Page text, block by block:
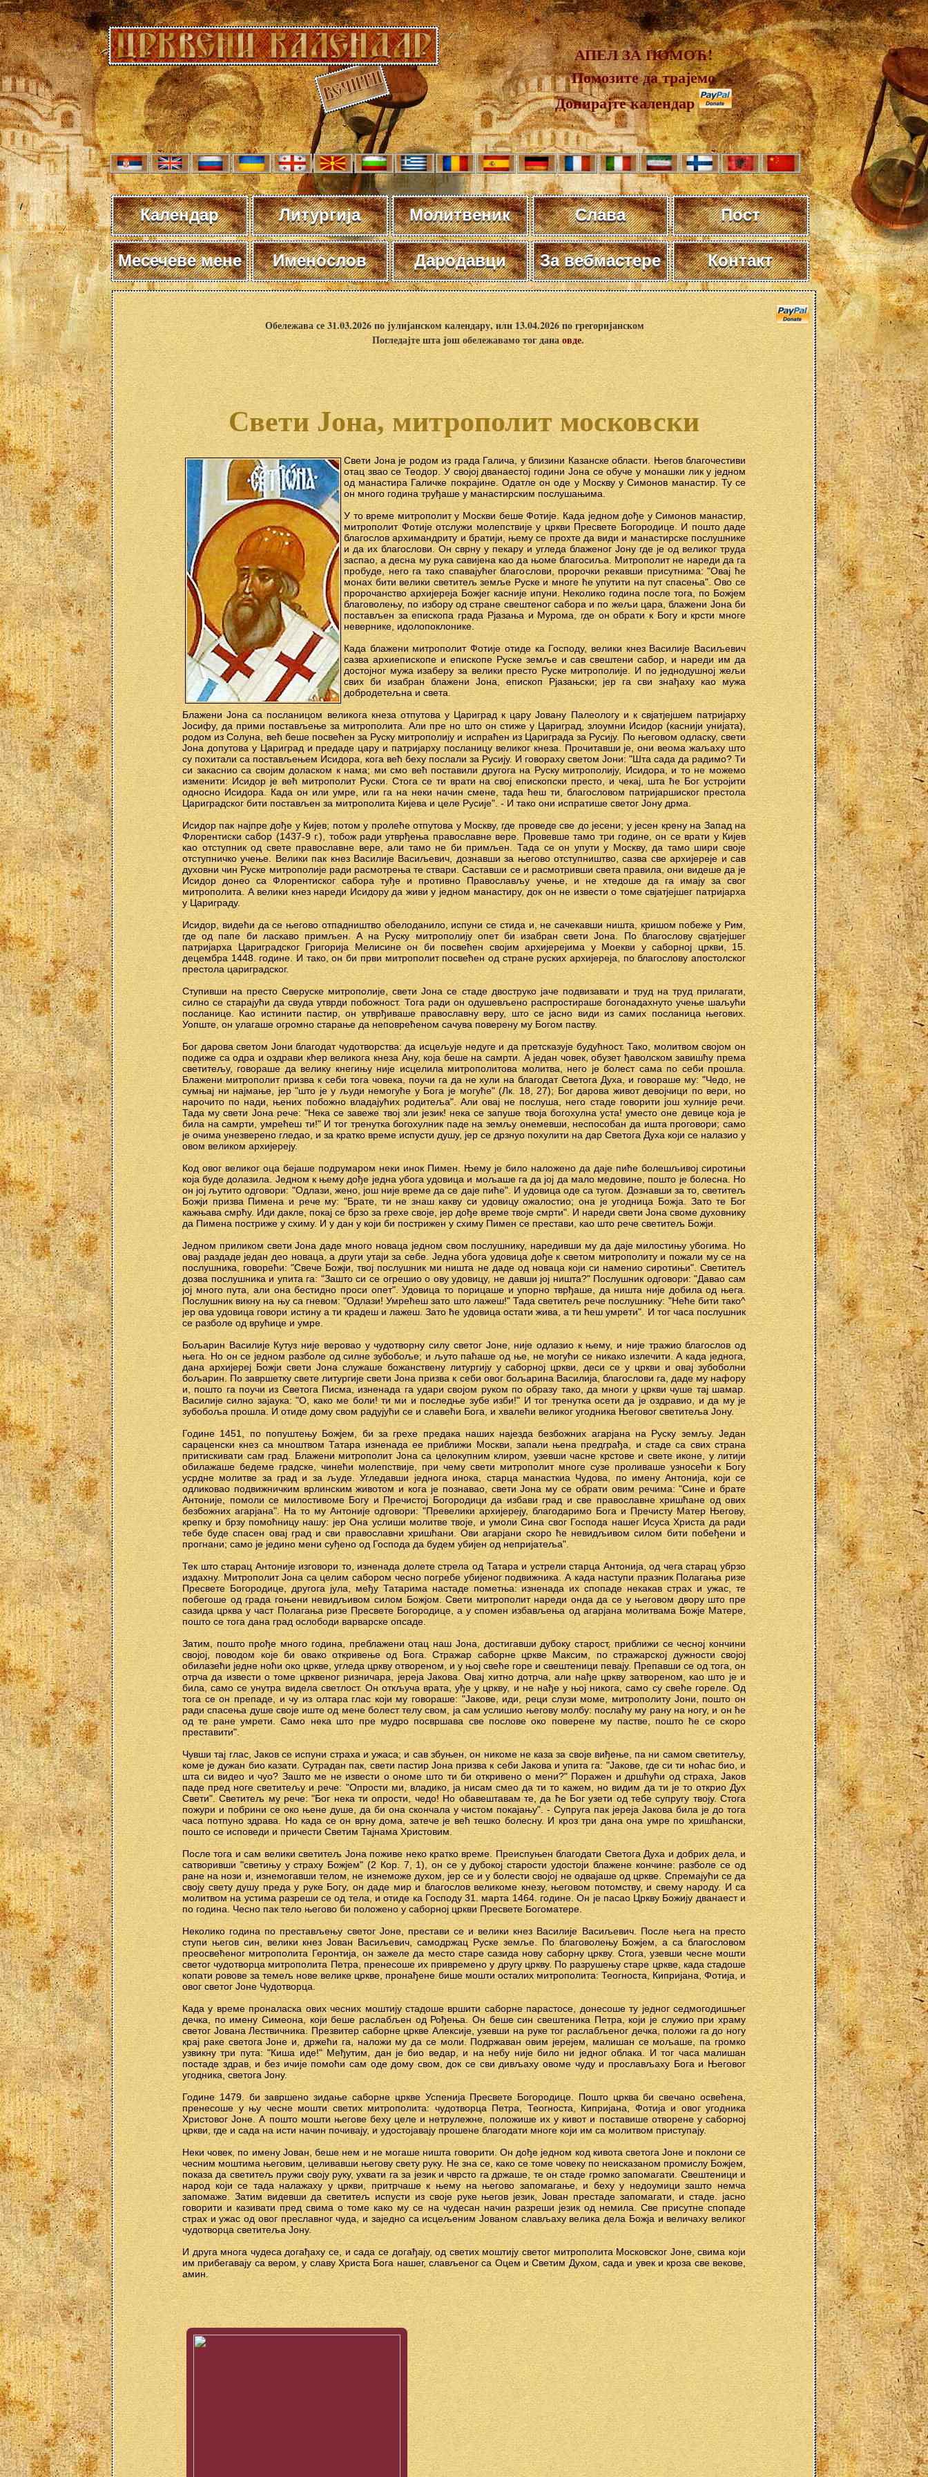
АПЕЛ ЗА ПОМОЋ!
Помозите да трајемо
Донирајте календар
Календар Литургија Молитвеник Слава Пост
Месечеве мене Именослов Дародавци За вебмастере Контакт
Обележава се 31.03.2026 по јулијанском календару, или 13.04.2026 по грегоријанском
Погледајте шта још обележавамо тог данаовде.
Свети Јона, митрополит московски
Свети Јона је родом из града Галича, у близини Казанске области. Његов благочестиви
отац звао се Теодор. У својој дванаестој години Јона се обуче у монашки лик у једном
од манастира Галичке покрајине. Одатле он оде у Москву у Симонов манастир. Ту се
он много година труђаше у манастирским послушањима.
У то време митрополит у Москви беше Фотије. Када једном дође у Симонов манастир,
митрополит Фотије отслужи молепствије у цркви Пресвете Богородице. И пошто даде
благослов архимандриту и братији, њему се прохте да види и манастирске послушнике
и да их благослови. Он сврну у пекару и угледа блаженог Јону где је од великог труда
заспао, а десна му рука савијена као да њоме благосиља. Митрополит не нареди да га
пробуде, него га тако спавајућег благослови, пророчки рекавши присутнима: "Овај ће
монах бити велики светитељ земље Руске и многе ће упутити на пут спасења". Ово се
пророчанство архијереја Божјег касније ипуни. Неколико година после тога, по Божјем
благоволењу, по избору од стране свештеног сабора и по жељи цара, блажени Јона би
постављен за епископа града Рјазања и Мурома, где он обрати к Богу и крсти многе
невернике, идолопоклонике.
Када блажени митрополит Фотије отиде ка Господу, велики кнез Василије Васиљевич
сазва архиепископе и епископе Руске земље и сав свештени сабор, и нареди им да
достојног мужа изаберу за велики престо Руске митрополије. И по једнодушној жељи
свих би изабран блажени Јона, епископ Рјазањски; јер га сви знађаху као мужа
добродетељна и света.
Блажени Јона са посланицом великога кнеза отпутова у Цариград к цару Јовану Палеологу и к свјатјејшем патријарху
Јосифу, да прими постављење за митрополита. Али пре но што он стиже у Цариград, злоумни Исидор (каснији унијата),
родом из Солуна, већ беше посвећен за Руску митрополију и испраћен из Цариграда за Русију. По његовом одласку, свети
Јона допутова у Цариград и предаде цару и патријарху посланицу великог кнеза. Прочитавши је, они веома жаљаху што
су похитали са постављењем Исидора, кога већ беху послали за Русију. И говораху светом Јони: "Шта сада да радимо? Ти
си закаснио са својим доласком к нама; ми смо већ поставили другога на Руску митрополију, Исидора, и то не можемо
изменити: Исидор је већ митрополит Руски. Стога се ти врати на свој епископски престо, и чекај, шта ће Бог устројити
односно Исидора. Када он или умре, или га на неки начин смене, тада ћеш ти, благословом патријаршиског престола
Цариградског бити постављен за митрополита Кијева и целе Русије". - И тако они испратише светог Јону дрма.
Исидор пак најпре дође у Кијев; потом у пролеће отпутова у Москву, где проведе све до јесени; у јесен крену на Запад на
Флорентиски сабор (1437-9 г.), тобож ради утврђења православне вере. Провевше тамо три године, он се врати у Кијев
као отступник од свете православне вере, али тамо не би примљен. Тада се он упути у Москву, да тамо шири своје
отступничко учење. Велики пак кнез Василије Васиљевич, дознавши за његово отступништво, сазва све архијереје и сав
духовни чин Руске митрополије ради расмотрења те ствари. Саставши се и расмотривши света правила, они видеше да је
Исидор донео са Флорентиског сабора туђе и противно Православљу учење, и не хтедоше да га имају за свог
митрополита. А велики кнез нареди Исидору да живи у једном манастиру, док он не извести о томе свјатјејшег патријарха
у Цариграду.
Исидор, видећи да се његово отпадништво обелоданило, испуни се стида и, не сачекавши ништа, кришом побеже у Рим,
где од папе би ласкаво примљен. А на Руску митрополију опет би изабран свети Јона. По благослову свјатјејшег
патријарха Цариградског Григорија Мелисине он би посвећен својим архијерејима у Моекви у саборној цркви, 15.
децембра 1448. године. И тако, он би први митрополит посвећен од стране руских архијереја, по благослову апостолског
престола цариградског.
Ступивши на престо Сверуске митрополије, свети Јона се стаде двоструко јаче подвизавати и труд на труд прилагати,
силно се старајући да свуда утврди побожност. Тога ради он одушевљено распростираше богонадахнуто учење шаљући
посланице. Као истинити пастир, он утврђиваше православну веру, што се јасно види из самих посланица његових.
Уопште, он улагаше огромно старање да неповрећеном сачува поверену му Богом паству.
Бог дарова светом Јони благодат чудотворства: да исцељује недуге и да претсказује будућност. Тако, молитвом својом он
подиже са одра и оздрави кћер великога кнеза Ану, која беше на самрти. А један човек, обузет ђаволском завишћу према
светитељу, говораше да велику кнегињу није исцелила митрополитова молитва, него је болест сама по себи прошла.
Блажени митрополит призва к себи тога човека, поучи га да не хули на благодат Светога Духа, и говораше му: "Чедо, не
сумњај ни најмање, јер "што је у људи немогуће у Бога је могуће" (Лк. 18, 27); Бог дарова живот девојчици по вери, но
нарочито по нади, њених побожно владајућих родитеља". Али овај не послуша, него стаде говорити још хулније речи.
Тада му свети Јона рече: "Нека се завеже твој зли језик! нека се запуше твоја богохулна уста! уместо оне девице која је
била на самрти, умрећеш ти!" И тог тренутка богохулник паде на земљу онемевши, неспособан да ишта проговори; само
је очима унезверено гледао, и за кратко време испусти душу, јер се дрзнуо похулити на дар Светога Духа који се налазио у
овом великом архијереју.
Код овог великог оца бејаше подрумаром неки инок Пимен. Њему је било наложено да даје пиће болешљивој сиротињи
која буде долазила. Једном к њему дође једна убога удовица и мољаше га да јој да мало медовине, пошто је болесна. Но
он јој љутито одговори: "Одлази, жено, још није време да се даје пиће". И удовица оде са тугом. Дознавши за то, светитељ
Божји призва Пимена и рече му: "Брате, ти не знаш какву си удовицу ожалостио; она је угодница Божја. Зато те Бог
кажњава смрћу. Иди дакле, покај се брзо за грехе своје, јер дође време твоје смрти". И нареди свети Јона своме духовнику
да Пимена постриже у схиму. И у дан у који би пострижен у схиму Пимен се престави, као што рече светитељ Божји.
Једном приликом свети Јона даде много новаца једном свом послушнику, наредивши му да даје милостињу убогима. Но
овај раздаде један део новаца, а други утаји за себе. Једна убога удовица дође к светом митрополиту и пожали му се на
послушника, говорећи: "Свече Божји, твој послушник ми ништа не даде од новаца који си наменио сиротињи". Светитељ
дозва послушника и упита га: "Зашто си се огрешио о ову удовицу, не давши јој ништа?" Послушник одговори: "Давао сам
јој много пута, али она бестидно проси опет". Удовица то порицаше и упорно тврђаше, да ништа није добила од њега.
Послушник викну на њу са гневом: "Одлази! Умрећеш зато што лажеш!" Тада светитељ рече послушнику: "Неће бити тако^
јер ова удовица говори истину а ти крадеш и лажеш. Зато ће удовица остати жива, а ти ћеш умрети". И тог часа послушник
се разболе од врућице и умре.
Бољарин Василије Кутуз није веровао у чудотворну силу светог Јоне, није одлазио к њему, и није тражио благослов од
њега. Но он се једном разболе од силне зубобоље; и љуто паћаше од ње, не могући се никако излечити. А када једнога,
дана архијереј Божји свети Јона служаше божанствену литургију у саборној цркви, деси се у цркви и овај зубоболни
бољарин. По завршетку свете литургије свети Јона призва к себи овог бољарина Василија, благослови га, даде му нафору
и, пошто га поучи из Светога Писма, изненада га удари својом руком по образу тако, да многи у цркви чуше тај шамар.
Василије силно зајаука: "О, како ме боли! ти ми и последње зубе изби!" И тог тренутка осети да је оздравио, и да му је
зубобоља прошла. И отиде дому свом радујући се и славећи Бога, и хвалећи великог угодника Његовог светитеља Јону.
Године 1451, по попуштењу Божјем, би за грехе предака наших најезда безбожних агарјана на Руску земљу. Један
сараценски кнез са мноштвом Татара изненада ее приближи Москви, запали њена предграђа, и стаде са свих страна
притискивати сам град. Блажени митрополит Јона са целокупним клиром, узевши часне крстове и свете иконе, у литији
обилажаше бедеме градске, чинећи молепствије, при чему свети митрополит многе сузе проливаше узносећи к Богу
усрдне молитве за град и за људе. Угледавши једнога инока, старца манасткиа Чудова, по имену Антонија, који се
одликовао подвижничким врлинским животом и кога је познавао, свети Јона му се обрати овим речима: "Сине и брате
Антоније, помоли се милостивоме Богу и Пречистој Богородици да избави град и све православне хришћане од ових
безбожних агарјана". На то му Антоније одговори: "Превелики архијереју, благодаримо Бога и Пречисту Матер Његову,
крепку и брзу помоћницу нашу: јер Она услиши молитве твоје, и умоли Сина свог Господа нашег Исуса Христа да ради
тебе буде спасен овај град и сви православни хришћани. Ови агарјани скоро ће невидљивом силом бити побеђени и
прогнани; само је једино мени суђено од Господа да будем убијен од непријатеља".
Тек што старац Антоније изговори то, изненада долете стрела од Татара и устрели старца Антонија, од чега старац убрзо
издахну. Митрополит Јона са целим сабором чесно погребе убијеног подвижника. А када наступи празник Полагања ризе
Пресвете Богородице, другога јула, међу Татарима настаде пометња: изненада их спопаде некакав страх и ужас, те
побегоше од града гоњени невидљивом силом Божјом. Свети митрополит нареди онда да се у његовом двору што пре
сазида црква у част Полагања ризе Пресвете Богородице, а у спомен избављења од агарјана молитвама Божје Матере,
пошто се тога дана град ослободи варварске опсаде.
Затим, пошто прође много година, преблажени отац наш Јона, достигавши дубоку старост, приближи се чесној кончини
својој, поводом које би овако откривење од Бога. Стражар саборне цркве Максим, по стражарској дужности својој
обилазећи једне ноћи око цркве, угледа цркву отвореном, и у њој свеће горе и свештеници певају. Препавши се од тога, он
отрча да извести о томе црквеног ризничара, јереја Јакова. Овај хитно дотрча, али нађе цркву затвореном, као што је и
била, само се унутра видела светлост. Он откључа врата, уђе у цркву, и не нађе у њој никога, само су свеће гореле. Од
тога се он препаде, и чу из олтара глас који му говораше: "Јакове, иди, реци слузи моме, митрополиту Јони, пошто он
ради спасења душе своје иште од мене болест телу свом, ја сам услишио његову молбу: послаћу му рану на ногу, и он ће
од те ране умрети. Само нека што пре мудро посвршава све послове око поверене му пастве, пошто ће се скоро
преставити".
Чувши тај глас, Јаков се испуни страха и ужаса; и сав збуњен, он никоме не каза за своје виђење, па ни самом светитељу,
коме је дужан био казати. Сутрадан пак, свети пастир Јона призва к себи Јакова и упита га: "Јакове, где си ти ноћас био, и
шта си видео и чуо? Зашто ме не извести о ономе што ти би откривено о мени?" Поражен и дршћући од страха, Јаков
паде пред ноге светитељу и рече: "Опрости ми, владико, ја нисам смео да ти то кажем, но видим да ти је то открио Дух
Свети". Светитељ му рече: "Бог нека ти опрости, чедо! Но обавештавам те, да ће Бог узети од тебе супругу твоју. Стога
пожури и побрини се око њене душе, да би она скончала у чистом покајању". - Супруга пак јереја Јакова била је до тога
часа потпуно здрава. Но када се он врну дома, затече је већ тешко болесну. И кроз три дана она умре по хришћански,
пошто се исповеди и причести Светим Тајнама Христовим.
После тога и сам велики светитељ Јона поживе неко кратко време. Преиспуњен благодати Светога Духа и добрих дела, и
сатворивши "светињу у страху Божјем" (2 Кор. 7, 1), он се у дубокој старости удостоји блажене кончине: разболе се од
ране на нози и, изнемогавши телом, не изнеможе духом, јер се и у болести својој не одвајаше од цркве. Спремајући се да
своју свету душу преда у руке Богу, он даде мир и благослов великоме кнезу, његовом потомству, и свему народу. И са
молитвом на устима разреши се од тела, и отиде ка Господу 31. марта 1464. године. Он је пасао Цркву Божију дванаест и
по година. Чесно пак тело његово би положено у саборној цркви Пресвете Богоматере.
Неколико година по престављењу светог Јоне, престави се и велики кнез Василије Васиљевич. После њега на престо
ступи његов син, велики кнез Јован Васиљевич, самодржац Руске земље. По благоволењу Божјем, а са благословом
преосвећеног митрополита Геронтија, он зажеле да место старе сазида нову саборну цркву. Стога, узевши чесне мошти
светог чудотворца митрополита Петра, пренесоше их привремено у другу цркву. По разрушењу старе цркве, када стадоше
копати ровове за темељ нове велике цркве, пронађене бише мошти осталих митрополита: Теогноста, Кипријана, Фотија, и
овог светог Јоне Чудотворца.
Када у време проналаска ових чесних моштију стадоше вршити саборне парастосе, донесоше ту једног седмогодишњег
дечка, по имену Симеона, који беше раслабљен од Рођења. Он беше син свештеника Петра, који је служио при храму
светог Јована Лествичника. Презвитер саборне цркве Алексије, узевши на руке тог раслабљеног дечка, положи га до ногу
крај раке светога Јоне и, држећи га, наложи му да се моли. Подржаван овим јерејем, малишан се мољаше, па громко
узвикну три пута: "Киша иде!" Међутим, дан је био ведар, и на небу није било ни једног облака. И тог часа малишан
постаде здрав, и без ичије помоћи сам оде дому свом, док се сви дивљаху овоме чуду и прослављаху Бога и Његовог
угодника, светога Јону.
Године 1479. би завршено зидање саборне цркве Успенија Пресвете Богородице. Пошто црква би свечано освећена,
пренесоше у њу чесне мошти светих митрополита: чудотворца Петра, Теогноста, Кипријана, Фотија и овог угодника
Христовог Јоне. А пошто мошти његове беху целе и нетрулежне, положише их у кивот и поставише отворене у саборној
цркви, где и сада на исти начин почивају, и удостојавају прошене благодати многе који им са молитвом приступају.
Неки човек, по имену Јован, беше нем и не могаше ништа говорити. Он дође једном код кивота светога Јоне и поклони се
чесним моштима његовим, целивавши његову свету руку. Не зна се, како се томе човеку по неисказаном промислу Божјем,
показа да светитељ пружи своју руку, ухвати га за језик и чврсто га држаше, те он стаде громко запомагати. Свештеници и
народ који се тада налажаху у цркви, притрчаше к њему на његово запомагање, и беху у недоумици зашто немча
запомаже. Затим видевши да светитељ испусти из своје руке његов језик, Јован престаде запомагати, и стаде. јасно
говорити и казивати пред свима о томе како му се на чудесан начин разреши језик од немила. Све присутне спопаде
страх и ужас од овог преславног чуда, и заједно са исцељеним Јованом слављаху велика дела Божја и величаху великог
чудотворца светитеља Јону.
И друга многа чудеса догађаху се, и сада се догађају, од светих моштију светог митрополита Московског Јоне, свима који
им прибегавају са вером, у славу Христа Бога нашег, слављеног са Оцем и Светим Духом, сада и увек и кроза све векове,
амин.